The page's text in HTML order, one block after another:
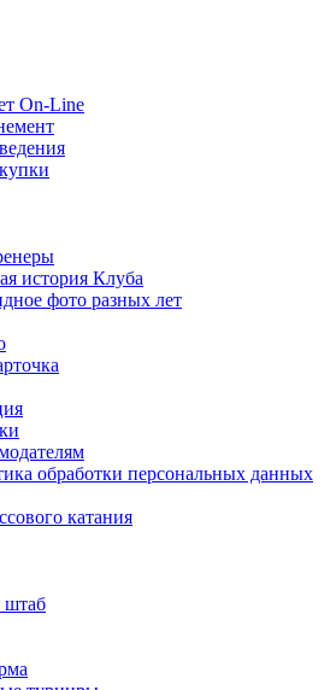
On-Line
история Клуба
фото разных лет
обработки персональных данных
катания
штаб